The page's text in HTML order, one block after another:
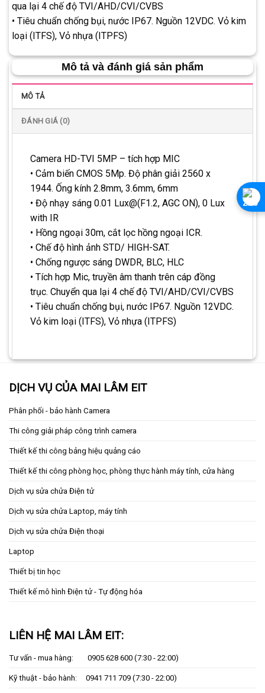
qua lại 4 chế độ TVI/AHD/CVI/CVBS
• Tiêu chuẩn chống bụi, nước IP67. Nguồn 12VDC. Vỏ kim
loại (ITFS), Vỏ nhựa (ITPFS)
Mô tả và đánh giá sản phẩm
MÔ TẢ
ĐÁNH GIÁ (0)
Camera HD-TVI 5MP – tích hợp MIC
• Cảm biến CMOS 5Mp. Độ phân giải 2560 x
1944. Ống kính 2.8mm, 3.6mm, 6mm
• Độ nhạy sáng 0.01 Lux@(F1.2, AGC ON), 0 Lux
with IR
• Hồng ngoại 30m, cắt lọc hồng ngoại ICR.
• Chế độ hình ảnh STD/ HIGH-SAT.
• Chống ngược sáng DWDR, BLC, HLC
• Tích hợp Mic, truyền âm thanh trên cáp đồng
trục. Chuyển qua lại 4 chế độ TVI/AHD/CVI/CVBS
• Tiêu chuẩn chống bụi, nước IP67. Nguồn 12VDC.
Vỏ kim loại (ITFS), Vỏ nhựa (ITPFS)
DỊCH VỤ CỦA MAI LÂM EIT
Phân phối - bảo hành Camera
Thi công giải pháp công trình camera
Thiết kế thi công bảng hiệu quảng cáo
Thiết kế thi công phòng học, phòng thực hành máy tính, cửa hàng
Dịch vụ sửa chửa Điện tử
Dịch vụ sửa chửa Laptop, máy tính
Dịch vụ sửa chửa Điện thoại
Laptop
Thiết bị tin học
Thiết kế mô hình Điện tử - Tự động hóa
LIÊN HỆ MAI LÂM EIT:
Tư vấn - mua hàng: 0905 628 600 (7:30 - 22:00)
Kỹ thuật - bảo hành: 0941 711 709 (7:30 - 22:00)